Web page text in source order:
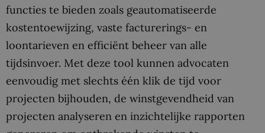
functies te bieden zoals geautomatiseerde
kostentoewijzing, vaste facturerings- en
loontarieven en efficiënt beheer van alle
tijdsinvoer. Met deze tool kunnen advocaten
eenvoudig met slechts één klik de tijd voor
projecten bijhouden, de winstgevendheid van
projecten analyseren en inzichtelijke rapporten